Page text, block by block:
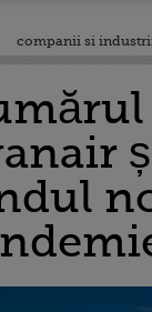
companii si